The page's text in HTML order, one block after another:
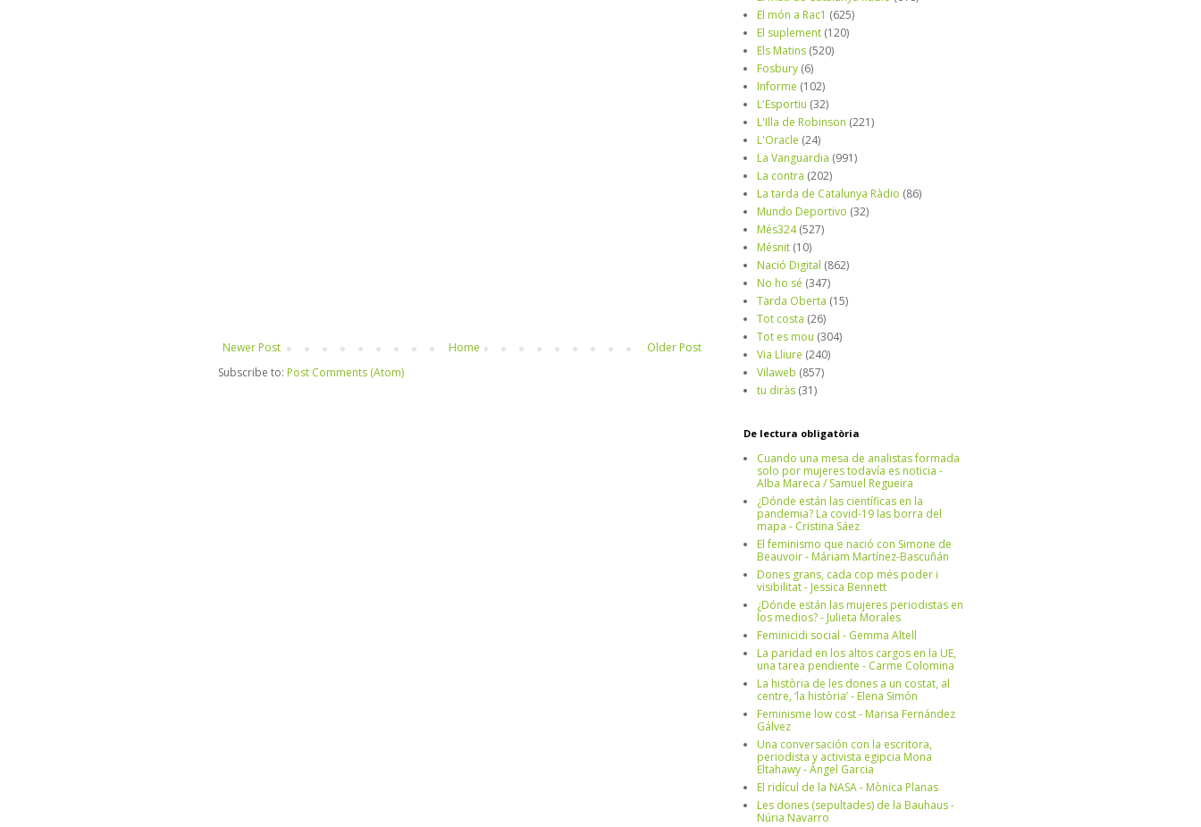
Newer Post Older Post
Home
Subscribe to: Post Comments (Atom)
El món a Rac1 (625)
El suplement (120)
Els Matins (520)
Fosbury (6)
Informe (102)
L'Esportiu (32)
L'Illa de Robinson (221)
L'Oracle (24)
La Vanguardia (991)
La contra (202)
La tarda de Catalunya Ràdio (86)
Mundo Deportivo (32)
Més324 (527)
Mésnit (10)
Nació Digital (862)
No ho sé (347)
Tarda Oberta (15)
Tot costa (26)
Tot es mou (304)
Via Lliure (240)
Vilaweb (857)
tu diràs (31)
De lectura obligatòria
Cuando una mesa de analistas formada
solo por mujeres todavía es noticia -
Alba Mareca / Samuel Regueira
¿Dónde están las científicas en la
pandemia? La covid-19 las borra del
mapa - Cristina Sáez
El feminismo que nació con Simone de
Beauvoir - Máriam Martínez-Bascuñán
Dones grans, cada cop més poder i
visibilitat - Jessica Bennett
¿Dónde están las mujeres periodistas en
los medios? - Julieta Morales
Feminicidi social - Gemma Altell
La paridad en los altos cargos en la UE,
una tarea pendiente - Carme Colomina
La història de les dones a un costat, al
centre, ‘la història’ - Elena Simón
Feminisme low cost - Marisa Fernández
Gálvez
Una conversación con la escritora,
periodista y activista egipcia Mona
Eltahawy - Àngel Garcia
El ridícul de la NASA - Mònica Planas
Les dones (sepultades) de la Bauhaus -
Núria Navarro